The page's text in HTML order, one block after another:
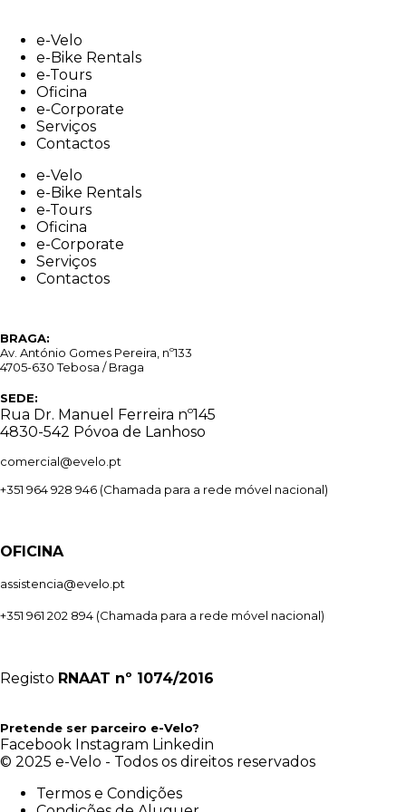
contente-Velo
e-Bike Rentals
e-Tours
Oficina
e-Corporate
Serviços
Contactos
e-Velo
e-Bike Rentals
e-Tours
Oficina
e-Corporate
Serviços
Contactos
BRAGA:
Av. António Gomes Pereira, nº133
4705-630 Tebosa / Braga
SEDE:
Rua Dr. Manuel Ferreira nº145
4830-542 Póvoa de Lanhoso
comercial@evelo.pt
+351 964 928 946 (Chamada para a rede móvel nacional)
OFICINA
assistencia@evelo.pt
+351 961 202 894 (Chamada para a rede móvel nacional)
Registo RNAAT nº 1074/2016
Pretende ser parceiro e-Velo?
Facebook Instagram Linkedin
© 2025 e-Velo - Todos os direitos reservados
Termos e Condições